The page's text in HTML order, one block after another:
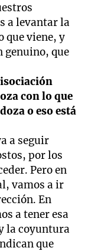
a levantar la
que viene, y
genuino, que
con lo que
o eso está
a seguir
por los
Pero en
vamos a ir
En
a tener esa
la coyuntura
que